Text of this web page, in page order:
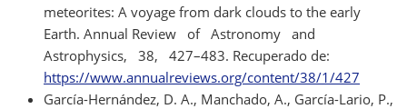
meteorites: A voyage from dark clouds to the early
Earth. Annual Review of Astronomy and
Astrophysics, 38, 427–483. Recuperado de:
https://www.annualreviews.org/content/38/1/427
García-Hernández, D. A., Manchado, A., García-Lario, P.,